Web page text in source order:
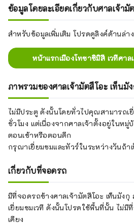
ข้อมูลโดยละเอียดเกี่ยวกับศาลเจ้ามั
สำหรับข้อมูลเพิ่มเติม โปรดดูลิงค์ด้านล่าง
หน้าแรกเมืองโทซาชิมิสึ เวทีศาล
ภาพรวมของศาลเจ้ามัตสึโอะ เท็นมั
ไม่มีประตู ดังนั้นโดยทั่วไปคุณสามารถเ
ชั่วโมง แต่เนื่องจากศาลเจ้าตั้งอยู่ในหมู่
ตอนเช้าหรือตอนดึก
กรุณาเยี่ยมชมและทัวร์ในระหว่างวันถ้า
เกี่ยวกับที่จอดรถ
มีที่จอดรถข้างศาลเจ้ามัตสึโอะ เท็นมัง
เยี่ยมชมเวที ดังนั้นโปรดใช้พื้นที่นั้น ไม่
เคียง